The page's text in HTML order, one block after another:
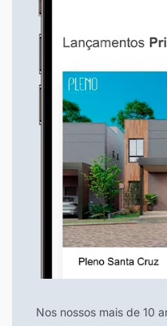
Nos nossos mais de 10